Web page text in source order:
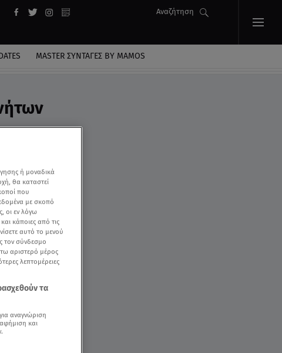
Αναζήτηση
MASTER ΣΥΝΤΑΓΈΣ BY MAMOS
ή μοναδικά
θα καταστεί
που
με σκοπό
οι εν λόγω
κάποιες από τις
αυτό το μενού
τον σύνδεσμο
αριστερό μέρος
λεπτομέρειες
τα
αναγνώριση
και